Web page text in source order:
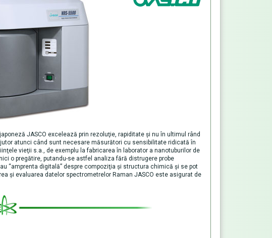
JASCO excelează prin rezoluţie, rapiditate şi nu în ultimul rând
atunci când sunt necesare măsurători cu sensibilitate ridicată în
vieţii s.a., de exemplu la fabricarea în laborator a nanotuburilor de
o pregătire, putandu-se astfel analiza fără distrugere probe
“amprenta digitală” despre compoziţia şi structura chimică şi se pot
şi evaluarea datelor spectrometrelor Raman JASCO este asigurat de